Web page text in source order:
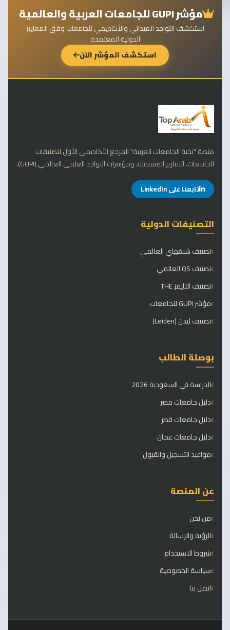
مؤشر GUPI للجامعات العربية والعالمية
استكشف التواجد الميداني والأكاديمي للجامعات وفق المعايير
الدولية المعتمدة
استكشف المؤشر الآن
منصة "نخبة الجامعات العربية" المرجع الأكاديمي الأول لتصنيفات
الجامعات، التقارير المستقلة، ومؤشرات التواجد العلمي العالمي (GUPI).
تابعنا على LinkedIn
التصنيفات الدولية
تصنيف شنغهاي العالمي
تصنيف QS العالمي
تصنيف التايمز THE
مؤشر GUPI للجامعات
تصنيف ليدن (Leiden)
بوصلة الطالب
الدراسة في السعودية 2026
دليل جامعات مصر
دليل جامعات قطر
دليل جامعات عمان
مواعيد التسجيل والقبول
عن المنصة
من نحن
الرؤية والرسالة
شروط الاستخدام
سياسة الخصوصية
اتصل بنا